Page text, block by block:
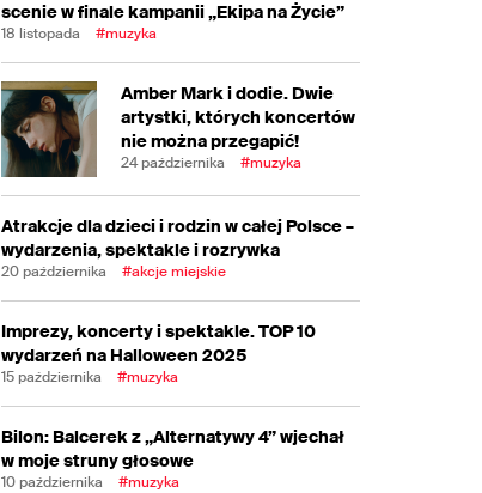
scenie w finale kampanii „Ekipa na Życie”
18 listopada #muzyka
Amber Mark i dodie. Dwie
artystki, których koncertów
nie można przegapić!
24 października #muzyka
Atrakcje dla dzieci i rodzin w całej Polsce –
wydarzenia, spektakle i rozrywka
20 października #akcje miejskie
Imprezy, koncerty i spektakle. TOP 10
wydarzeń na Halloween 2025
15 października #muzyka
Bilon: Balcerek z „Alternatywy 4” wjechał
w moje struny głosowe
10 października #muzyka